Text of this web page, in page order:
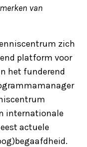
van
zich
platform voor
het funderend
internationale
actuele